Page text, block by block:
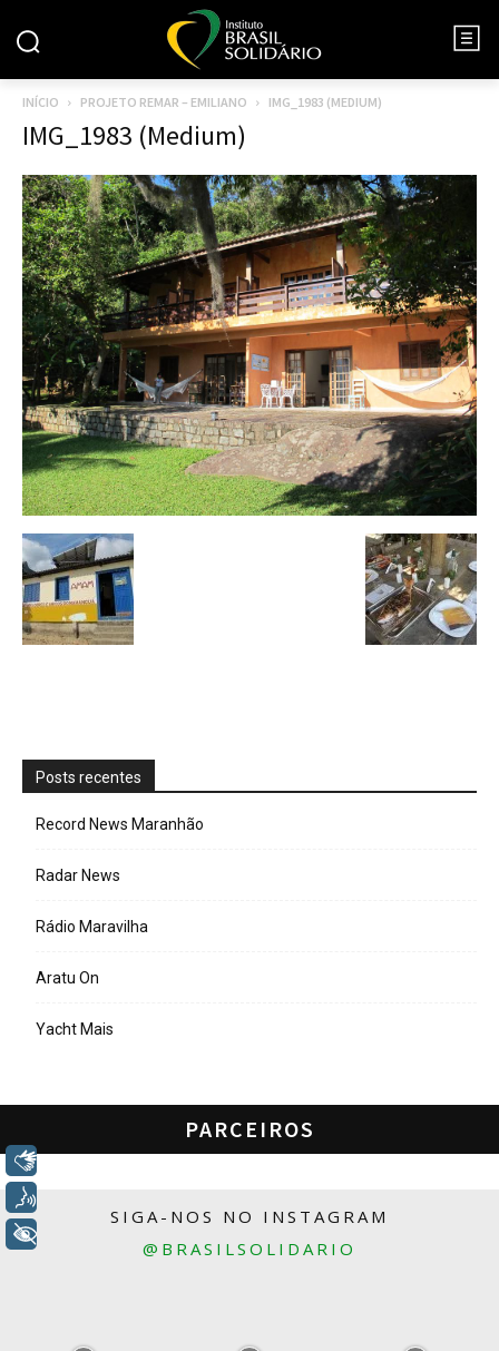
INÍCIO PROJETO REMAR – EMILIANO IMG_1983 (MEDIUM)
IMG_1983 (Medium)
Posts recentes
Record News Maranhão
Radar News
Rádio Maravilha
Aratu On
Yacht Mais
PARCEIROS
SIGA-NOS NO INSTAGRAM
@BRASILSOLIDARIO
Libras